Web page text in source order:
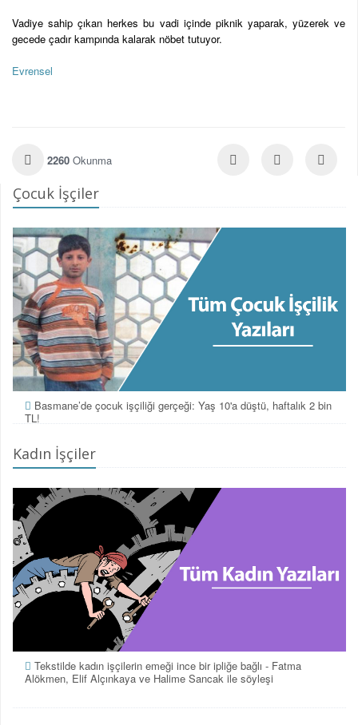
Vadiye sahip çıkan herkes bu vadi içinde piknik yaparak, yüzerek ve
gecede çadır kampında kalarak nöbet tutuyor.
Evrensel
2260 Okunma
Çocuk İşçiler
Basmane’de çocuk işçiliği gerçeği: Yaş 10'a düştü, haftalık 2 bin
TL!
Kadın İşçiler
Tekstilde kadın işçilerin emeği ince bir ipliğe bağlı - Fatma
Alökmen, Elif Alçınkaya ve Halime Sancak ile söyleşi